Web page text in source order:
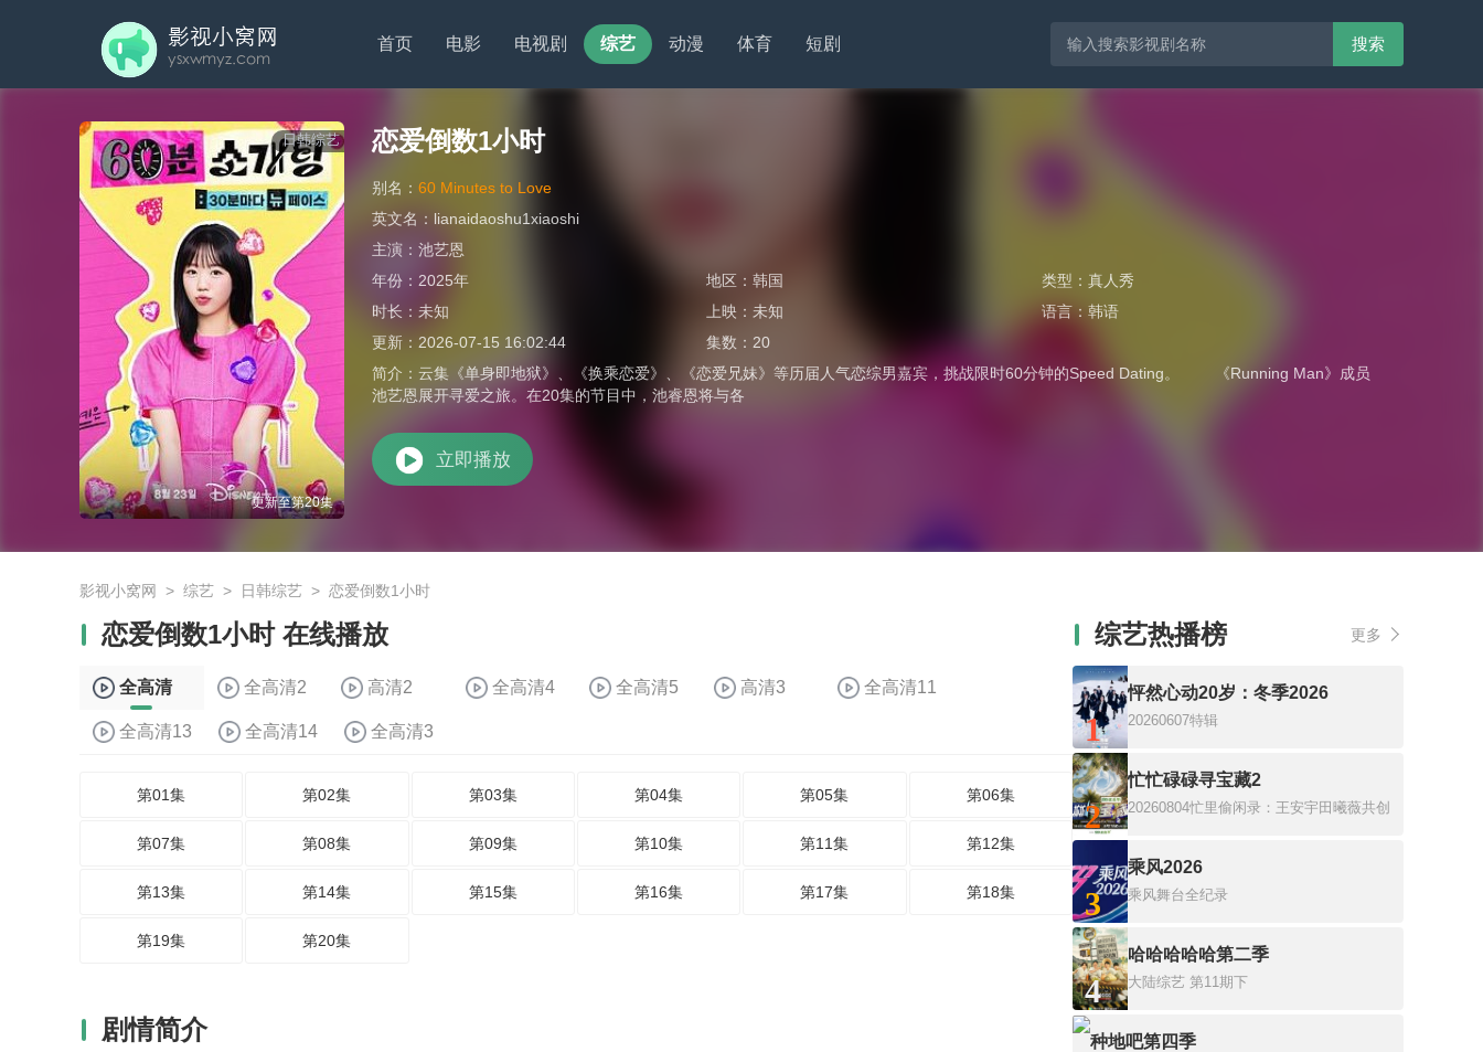
首页 电影 电视剧 综艺 动漫 体育 短剧 搜索
日韩综艺
更新至第20集
恋爱倒数1小时
别名： 60 Minutes to Love
英文名： lianaidaoshu1xiaoshi
主演： 池艺恩
年份： 2025年 地区：韩国 类型： 真人秀
时长： 未知 上映：未知 语言： 韩语
更新： 2026-07-15 16:02:44 集数： 20
简介： 云集《单身即地狱》、《换乘恋爱》、《恋爱兄妹》等历届人气恋综男嘉宾，挑战限时60分钟的Speed Dating。 《Running Man》成员
池艺恩展开寻爱之旅。在20集的节目中，池睿恩将与各
立即播放
影视小窝网 > 综艺 > 日韩综艺 > 恋爱倒数1小时
恋爱倒数1小时 在线播放
全高清 全高清2 高清2 全高清4 全高清5 高清3 全高清11
全高清13 全高清14 全高清3
第01集 第02集 第03集 第04集 第05集 第06集
第07集 第08集 第09集 第10集 第11集 第12集
第13集 第14集 第15集 第16集 第17集 第18集
第19集 第20集
剧情简介
综艺热播榜 更多
1
怦然心动20岁：冬季2026
20260607特辑
2
忙忙碌碌寻宝藏2
20260804忙里偷闲录：王安宇田曦薇共创
3
乘风2026
乘风舞台全纪录
4
哈哈哈哈哈第二季
大陆综艺 第11期下
种地吧第四季